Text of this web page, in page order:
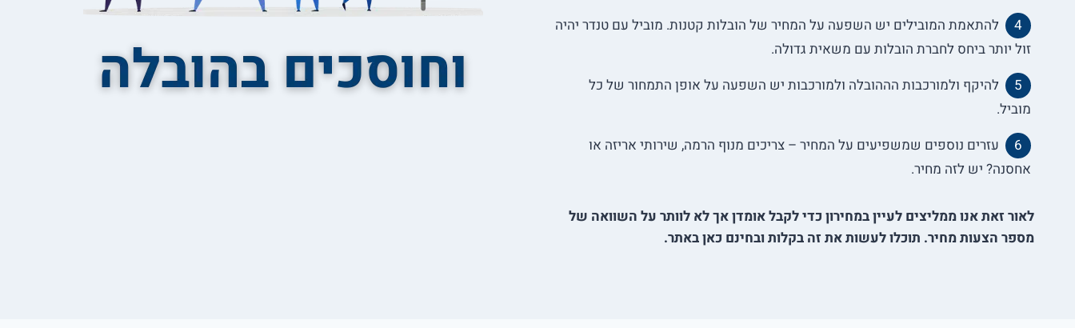
להתאמת המובילים יש השפעה על המחיר של הובלות קטנות. מוביל עם טנדר יהיה
זול יותר ביחס לחברת הובלות עם משאית גדולה.
להיקף ולמורכבות הההובלה ולמורכבות יש השפעה על אופן התמחור של כל
מוביל.
עזרים נוספים שמשפיעים על המחיר – צריכים מנוף הרמה, שירותי אריזה או
אחסנה? יש לזה מחיר.
לאור זאת אנו ממליצים לעיין במחירון כדי לקבל אומדן אך לא לוותר על השוואה של
מספר הצעות מחיר. תוכלו לעשות את זה בקלות ובחינם כאן באתר.